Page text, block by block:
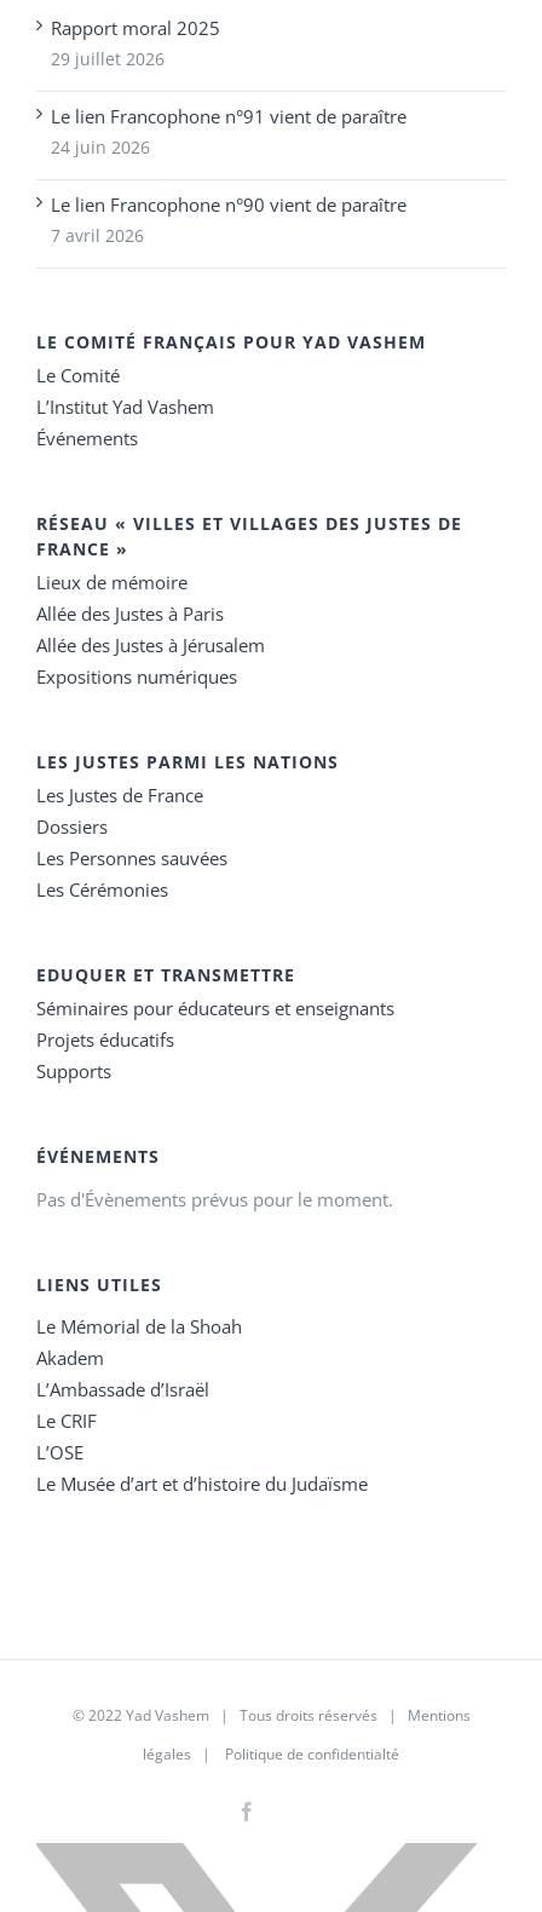
Rapport moral 2025
29 juillet 2026
Le lien Francophone n°91 vient de paraître
24 juin 2026
Le lien Francophone n°90 vient de paraître
7 avril 2026
LE COMITÉ FRANÇAIS POUR YAD VASHEM
Le Comité
L’Institut Yad Vashem
Événements
RÉSEAU « VILLES ET VILLAGES DES JUSTES DE
FRANCE »
Lieux de mémoire
Allée des Justes à Paris
Allée des Justes à Jérusalem
Expositions numériques
LES JUSTES PARMI LES NATIONS
Les Justes de France
Dossiers
Les Personnes sauvées
Les Cérémonies
EDUQUER ET TRANSMETTRE
Séminaires pour éducateurs et enseignants
Projets éducatifs
Supports
ÉVÉNEMENTS
Pas d'Évènements prévus pour le moment.
LIENS UTILES
Le Mémorial de la Shoah
Akadem
L’Ambassade d’Israël
Le CRIF
L’OSE
Le Musée d’art et d’histoire du Judaïsme
© 2022 Yad Vashem | Tous droits réservés | Mentions
légales | Politique de confidentialté
X